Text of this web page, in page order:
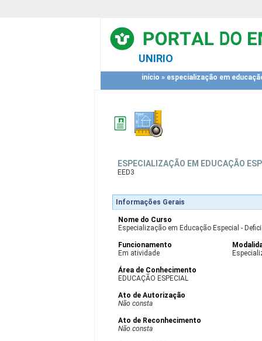
UNIRIO
início » especialização em
ESPECIALIZAÇÃO EM EDUCAÇÃO
EED3
Informações Gerais
Nome do Curso
Especialização em Educação Especial -
Funcionamento
Em atividade
Área de Conhecimento
EDUCAÇÃO ESPECIAL
Ato de Autorização
Não consta
Ato de Reconhecimento
Não consta